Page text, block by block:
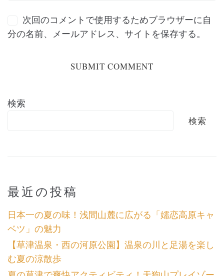
次回のコメントで使用するためブラウザーに自
分の名前、メールアドレス、サイトを保存する。
検索
検索
最近の投稿
日本一の夏の味！浅間山麓に広がる「嬬恋高原キャ
ベツ」の魅力
【草津温泉・西の河原公園】温泉の川と足湯を楽し
む夏の涼散歩